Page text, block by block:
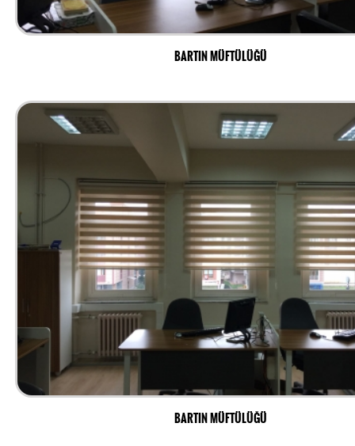
BARTIN MÜFTÜLÜĞÜ
BARTIN MÜFTÜLÜĞÜ